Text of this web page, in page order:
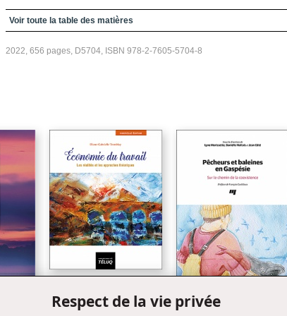
Couverture
Voir toute la table des matières
2022, 656 pages, D5704, ISBN 978-2-7605-5704-8
édition
Respect de la vie privée